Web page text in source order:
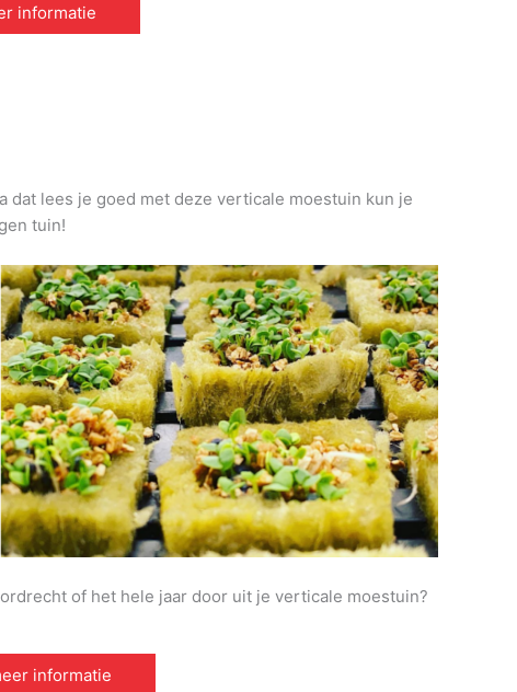
informatie
dat lees je goed met deze verticale moestuin kun je
tuin!
of het hele jaar door uit je verticale moestuin?
informatie